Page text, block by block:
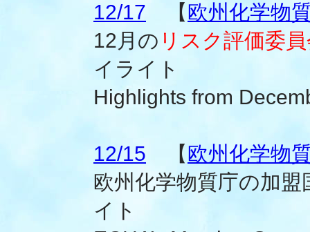
12/17 【欧州化学物
12月の リスク評価委
イライト
Highlights from
12/15 【欧州化学物
欧州化学物質庁の加
イト